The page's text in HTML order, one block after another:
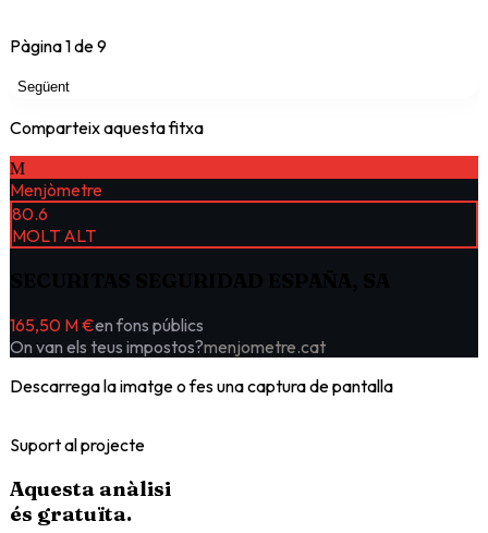
Pàgina1de9
Següent
Comparteix aquesta fitxa
M
Menjòmetre
80.6
MOLT ALT
165,50 M €en fons públics
On van els teus impostos?menjometre.cat
Descarrega la imatge o fes una captura de pantalla
Suport al projecte
Aquesta anàlisi
és gratuïta.